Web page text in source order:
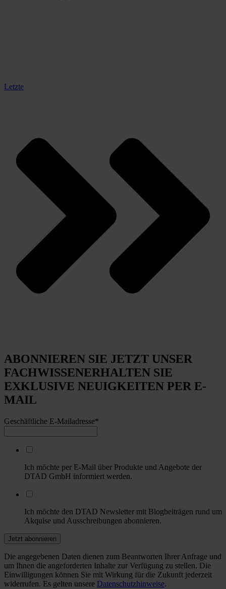
Letzte
ABONNIEREN SIE JETZT UNSER
FACHWISSENERHALTEN SIE
EXKLUSIVE NEUIGKEITEN PER E-
MAIL
Geschäftliche E-Mailadresse*
Ich möchte per E-Mail über Produkte und Angebote der
DTAD GmbH informiert werden.
Ich möchte den DTAD Newsletter mit Blogbeiträgen rund um
Akquise und Ausschreibungen abonnieren.
Die angegebenen Daten dienen zum Beantworten Ihrer Anfrage und
um Ihnen die angeforderten Inhalte zur Verfügung zu stellen. Die
Einwilligungen können Sie mit Wirkung für die Zukunft jederzeit
widerrufen. Es gelten unsere Datenschutzhinweise.